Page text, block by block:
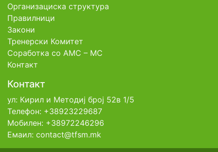
Организациска структура
Правилници
Закони
Тренерски Комитет
Соработка со АМС – МС
Контакт
Контакт
ул: Кирил и Методиј број 52в 1/5
Телефон: +38923229687
Мобилен: +38972246296
Емаил: contact@tfsm.mk